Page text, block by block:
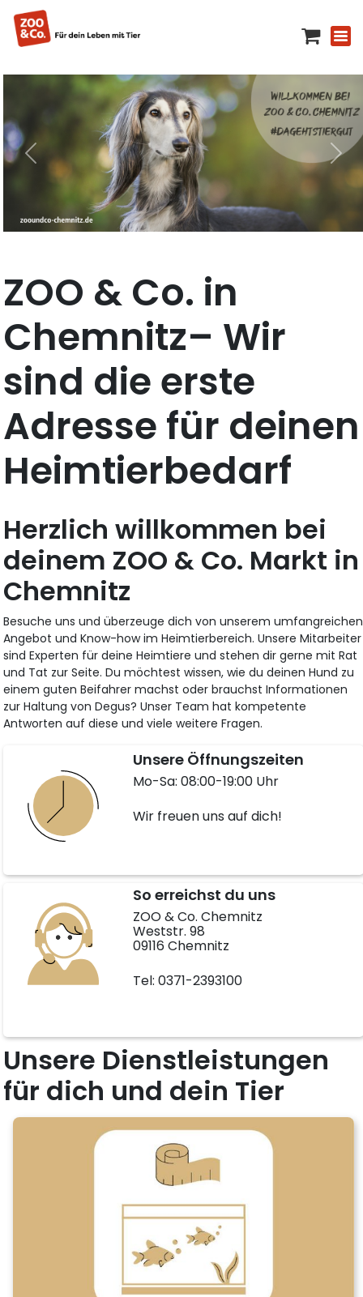
ZOO & Co. in
Chemnitz– Wir
sind die erste
Adresse für deinen
Heimtierbedarf
Herzlich willkommen bei
deinem ZOO & Co. Markt in
Chemnitz
Besuche uns und überzeuge dich von unserem umfangreichen
Angebot und Know-how im Heimtierbereich. Unsere Mitarbeiter
sind Experten für deine Heimtiere und stehen dir gerne mit Rat
und Tat zur Seite. Du möchtest wissen, wie du deinen Hund zu
einem guten Beifahrer machst oder brauchst Informationen
zur Haltung von Degus? Unser Team hat kompetente
Antworten auf diese und viele weitere Fragen.
Unsere Öffnungszeiten
Mo-Sa: 08:00-19:00 Uhr
Wir freuen uns auf dich!
So erreichst du uns
ZOO & Co. Chemnitz
Weststr. 98
09116 Chemnitz
Tel: 0371-2393100
Unsere Dienstleistungen
für dich und dein Tier